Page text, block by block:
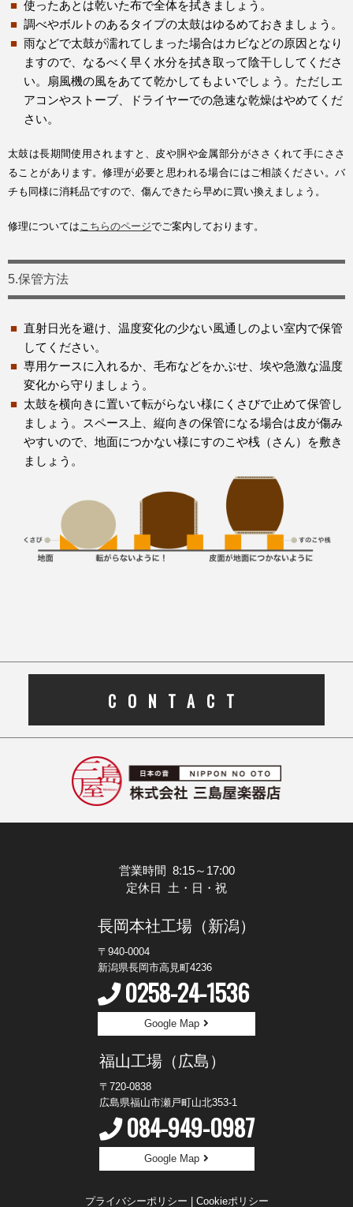
使ったあとは乾いた布で全体を拭きましょう。
調べやボルトのあるタイプの太鼓はゆるめておきましょう。
雨などで太鼓が濡れてしまった場合はカビなどの原因となり
ますので、なるべく早く水分を拭き取って陰干ししてくださ
い。扇風機の風をあてて乾かしてもよいでしょう。ただしエ
アコンやストーブ、ドライヤーでの急速な乾燥はやめてくだ
さい。
太鼓は長期間使用されますと、皮や胴や金属部分がささくれて手にささ
ることがあります。修理が必要と思われる場合にはご相談ください。バ
チも同様に消耗品ですので、傷んできたら早めに買い換えましょう。
修理についてはこちらのページでご案内しております。
5.保管方法
直射日光を避け、温度変化の少ない風通しのよい室内で保管
してください。
専用ケースに入れるか、毛布などをかぶせ、埃や急激な温度
変化から守りましょう。
太鼓を横向きに置いて転がらない様にくさびで止めて保管し
ましょう。スペース上、縦向きの保管になる場合は皮が傷み
やすいので、地面につかない様にすのこや桟（さん）を敷き
ましょう。
CONTACT
営業時間 8:15～17:00
定休日 土・日・祝
長岡本社工場（新潟）
〒940-0004
新潟県長岡市高見町4236
0258-24-1536
Google Map
福山工場（広島）
〒720-0838
広島県福山市瀬戸町山北353-1
084-949-0987
Google Map
プライバシーポリシー Cookieポリシー